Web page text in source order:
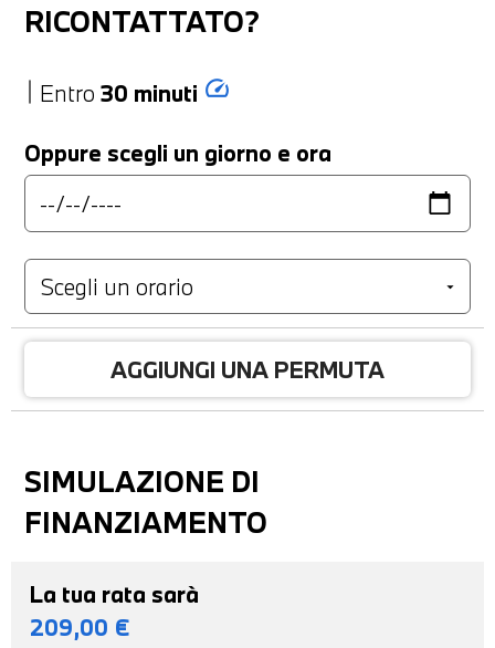
RICONTATTATO?
Entro 30 minuti speed
Oppure scegli un giorno e ora
AGGIUNGI UNA PERMUTA
SIMULAZIONE DI
FINANZIAMENTO
La tua rata sarà
209,00 €